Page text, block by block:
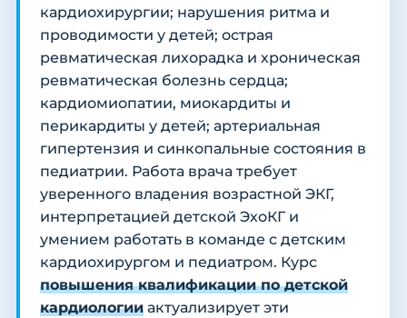
кардиохирургии; нарушения ритма и
проводимости у детей; острая
ревматическая лихорадка и хроническая
ревматическая болезнь сердца;
кардиомиопатии, миокардиты и
перикардиты у детей; артериальная
гипертензия и синкопальные состояния в
педиатрии. Работа врача требует
уверенного владения возрастной ЭКГ,
интерпретацией детской ЭхоКГ и
умением работать в команде с детским
кардиохирургом и педиатром. Курс
повышения квалификации по детской
кардиологии актуализирует эти